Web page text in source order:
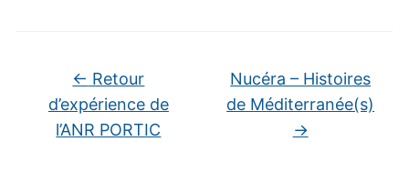
← Retour
d’expérience de
l’ANR PORTIC
Nucéra – Histoires
de Méditerranée(s)
→